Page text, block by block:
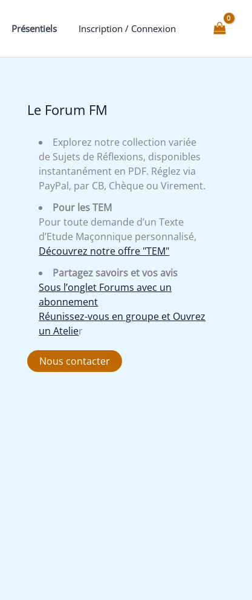
Présentiels Inscription / Connexion
Le Forum FM
Explorez notre collection variée
de Sujets de Réflexions, disponibles
instantanément en PDF. Réglez via
PayPal, par CB, Chèque ou Virement.
Pour les TEM
Pour toute demande d’un Texte
d’Etude Maçonnique personnalisé,
Découvrez notre offre "TEM"
Partagez savoirs et vos avis
Sous l’onglet Forums avec un
abonnement
Réunissez-vous en groupe et Ouvrez
un Atelier
Nous contacter
du
Grand